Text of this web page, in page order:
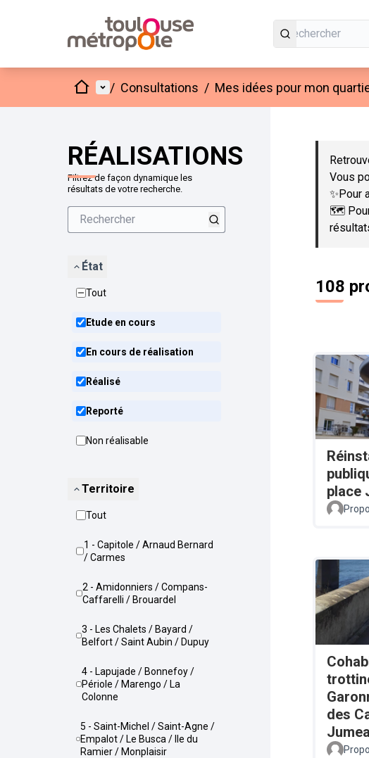
AccueilMenu principal
/ Consultations / Mes idées pour mon
RÉALISATIONS
Filtrez de façon dynamique les
résultats de votre recherche.
État
Tout
Etude en cours
En cours de réalisation
Réalisé
Reporté
Non réalisable
Territoire
Tout
1 - Capitole / Arnaud Bernard
/ Carmes
2 - Amidonniers / Compans-
Caffarelli / Brouardel
3 - Les Chalets / Bayard /
Belfort / Saint Aubin / Dupuy
4 - Lapujade / Bonnefoy /
Périole / Marengo / La
Colonne
5 - Saint-Michel / Saint-Agne /
Empalot / Le Busca / Ile du
Ramier / Monplaisir
Passer la carte
Vous
✨Pour
🗺️ Pour
108
place
des